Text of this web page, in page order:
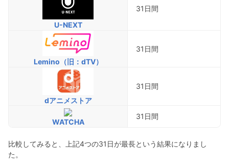
U-NEXT
31日間
Lemino（旧：dTV）
31日間
dアニメストア
31日間
WATCHA
31日間
比較してみると、上記4つの31日が最長という結果になりまし
た。